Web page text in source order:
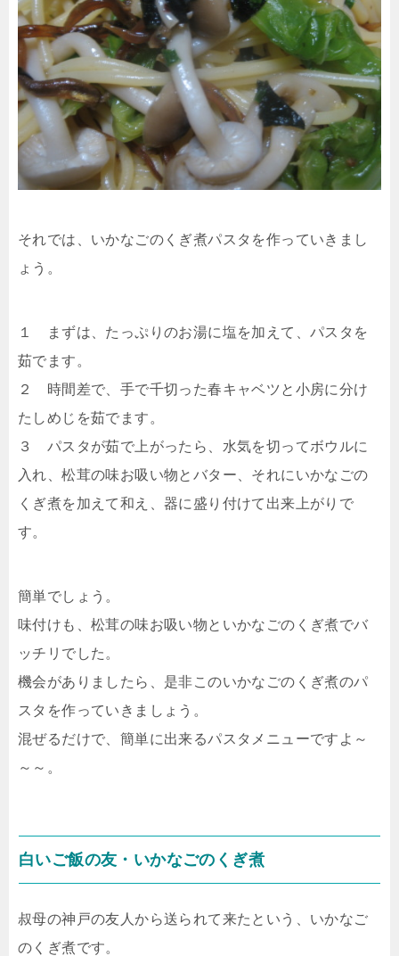
それでは、いかなごのくぎ煮パスタを作っていきまし
ょう。
１ まずは、たっぷりのお湯に塩を加えて、パスタを
茹でます。
２ 時間差で、手で千切った春キャベツと小房に分け
たしめじを茹でます。
３ パスタが茹で上がったら、水気を切ってボウルに
入れ、松茸の味お吸い物とバター、それにいかなごの
くぎ煮を加えて和え、器に盛り付けて出来上がりで
す。
簡単でしょう。
味付けも、松茸の味お吸い物といかなごのくぎ煮でバ
ッチリでした。
機会がありましたら、是非このいかなごのくぎ煮のパ
スタを作っていきましょう。
混ぜるだけで、簡単に出来るパスタメニューですよ～
～～。
白いご飯の友・いかなごのくぎ煮
叔母の神戸の友人から送られて来たという、いかなご
のくぎ煮です。